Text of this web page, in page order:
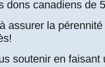
dons canadiens de
assurer la
soutenir en faisant